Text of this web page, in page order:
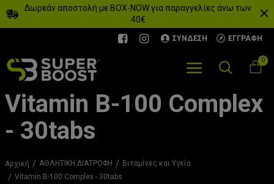
Δωρεάν αποστολή με BOX-NOW για παραγγελίες άνω των
40€
ΣΎΝΔΕΣΗ ΕΓΓΡΑΦΉ
0
Vitamin Β-100 Complex
- 30tabs
Αρχική ΑΘΛΗΤΙΚΗ ΔΙΑΤΡΟΦΗ
Βιταμίνες και Υγεία
Vitamin Β-100 Complex - 30tabs